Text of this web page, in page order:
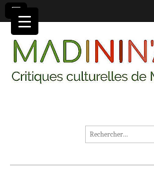
MADININ'ART
Rechercher :